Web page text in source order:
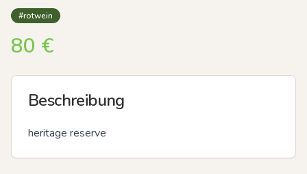
#rotwein
80 €
Beschreibung
heritage reserve